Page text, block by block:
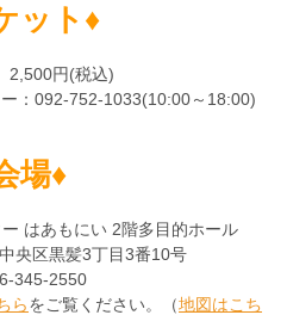
ット♦
円(税込)
：092-752-1033(10:00～18:00)
場♦
はあもにい 2階多目的ホール
央区黒髪3丁目3番10号
345-2550
らをご覧ください。（地図はこち